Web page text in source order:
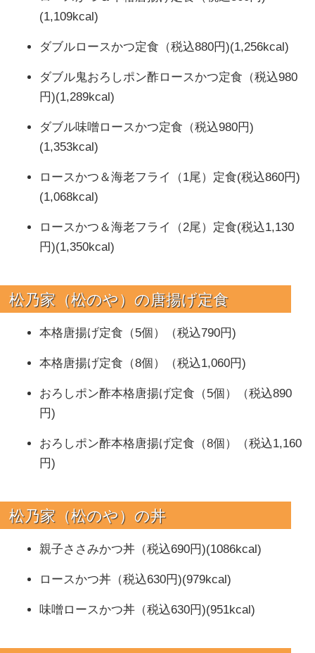
(1,109kcal)
ダブルロースかつ定食（税込880円)(1,256kcal)
ダブル鬼おろしポン酢ロースかつ定食（税込980
円)(1,289kcal)
ダブル味噌ロースかつ定食（税込980円)
(1,353kcal)
ロースかつ＆海老フライ（1尾）定食(税込860円)
(1,068kcal)
ロースかつ＆海老フライ（2尾）定食(税込1,130
円)(1,350kcal)
松乃家（松のや）の唐揚げ定食
本格唐揚げ定食（5個）（税込790円)
本格唐揚げ定食（8個）（税込1,060円)
おろしポン酢本格唐揚げ定食（5個）（税込890
円)
おろしポン酢本格唐揚げ定食（8個）（税込1,160
円)
松乃家（松のや）の丼
親子ささみかつ丼（税込690円)(1086kcal)
ロースかつ丼（税込630円)(979kcal)
味噌ロースかつ丼（税込630円)(951kcal)